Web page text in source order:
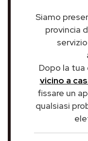
Siamo
provincia
Dopo la tua
vicino a
fissare un
qualsiasi